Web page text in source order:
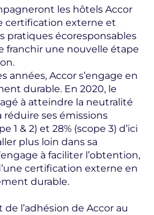
les hôtels Accor
certification externe et
pratiques écoresponsables
une nouvelle étape
années, Accor s’engage en
durable. En 2020, le
à atteindre la neutralité
réduire ses émissions
1 & 2) et 28% (scope 3) d’ici
plus loin dans sa
à faciliter l’obtention,
certification externe en
durable.
l’adhésion de Accor au